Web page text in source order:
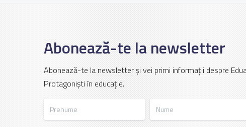
Abonează-te la newsletter
Abonează-te la newsletter și vei primi informații despre
Protagoniști în educație.